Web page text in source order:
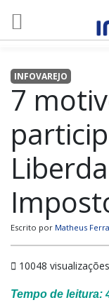
INFOVAREJO
7
Escrito por Matheus
10048 visualizações
Tempo de leitura: